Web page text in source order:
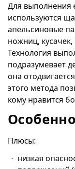
Для выполнения
используются
апельсиновые
ножниц,
Технология
подразумевает
она
этого метода
кому нравится
Плюсы:
низкая